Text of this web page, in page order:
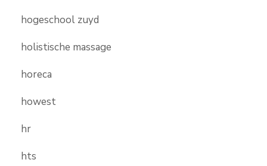
hogeschool zuyd
holistische massage
horeca
howest
hr
hts